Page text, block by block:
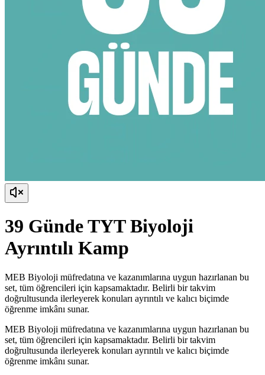
39 Günde TYT Biyoloji
Ayrıntılı Kamp
MEB Biyoloji müfredatına ve kazanımlarına uygun hazırlanan bu
set, tüm öğrencileri için kapsamaktadır. Belirli bir takvim
doğrultusunda ilerleyerek konuları ayrıntılı ve kalıcı biçimde
öğrenme imkânı sunar.
MEB Biyoloji müfredatına ve kazanımlarına uygun hazırlanan bu
set, tüm öğrencileri için kapsamaktadır. Belirli bir takvim
doğrultusunda ilerleyerek konuları ayrıntılı ve kalıcı biçimde
öğrenme imkânı sunar.